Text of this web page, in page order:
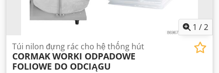
1 /2
Túi nilon đựng rác cho hệ thống hút
CORMAKWORKI ODPADOWE
FOLIOWE DO ODCIĄGU